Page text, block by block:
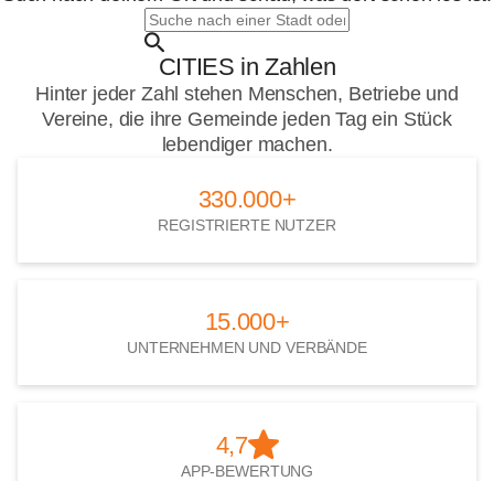
Suche
nach
einer
Stadt
oder
Gemeinde
CITIES in Zahlen
Hinter jeder Zahl stehen Menschen, Betriebe und
Vereine, die ihre Gemeinde jeden Tag ein Stück
lebendiger machen.
330.000+
330.000+
REGISTRIERTE NUTZER
15.000+
15.000+
UNTERNEHMEN UND VERBÄNDE
4,7
4,7
APP-BEWERTUNG